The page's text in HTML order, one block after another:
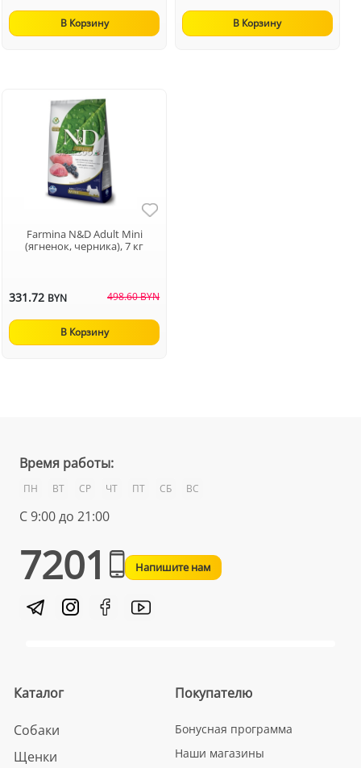
В Корзину В Корзину
Farmina N&D Adult Mini
(ягненок, черника), 7 кг
331.72 BYN 498.60 BYN
В Корзину
Время работы:
ПН ВТ СР ЧТ ПТ СБ ВС
С 9:00 до 21:00
7201 Напишите нам
Каталог
Собаки
Щенки
Покупателю
Бонусная программа
Наши магазины